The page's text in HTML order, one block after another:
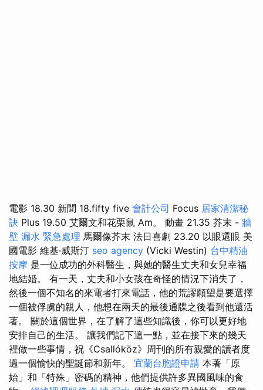
電影 18.30 新聞 18.fifty five 會計公司 Focus 居家清潔秘
訣 Plus 19.50 艾爾文和花栗鼠 Am。 動畫 21.35 芥末 - 牆
壁 漏水 緊急處理 馬爾像芥末 法日喜劇 23.20 以眼還眼 美
國電影 維基·威斯汀 seo agency (Vicki Westin) 台中精油
按摩 是一位成功的外科醫生，與她的醫生丈夫和女兒幸福
地結婚。 有一天，丈夫和小女孩在奇怪的情況下消失了，
然後一個不知名的來電者打來電話，他的荒謬願望是要選擇
一個被俘虜的親人，他想在兩天的最後通牒之後看到他還活
著。 關於這個世界，在了解了這些知識後，你可以更好地
安排自己的生活。 讓我們記下這一點，並在接下來的幾天
裡做一些事情，祝《Csallóköz》周刊的所有親愛的讀者度
過一個愉快的聖誕節和新年。 宜蘭台胞證申請 本著「原
始」和「特殊」密碼的精神，他們提供許多異國風味的食